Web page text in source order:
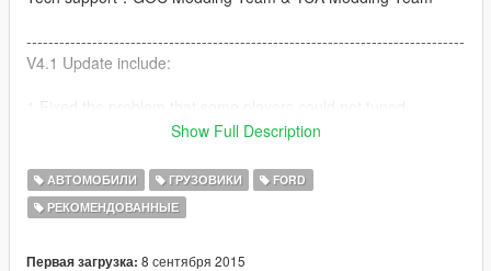
--------------------------------------------------------------------------------
V4.1 Update include:
V4.0 Update include:
Show Full Description
АВТОМОБИЛИ ГРУЗОВИКИ
FORD
РЕКОМЕНДОВАННЫЕ
Первая загрузка: 8 сентября 2015